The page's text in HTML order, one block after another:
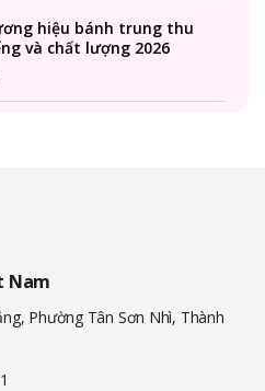
hiệu bánh trung thu
và chất lượng 2026
Nam
Phường Tân Sơn Nhì, Thành